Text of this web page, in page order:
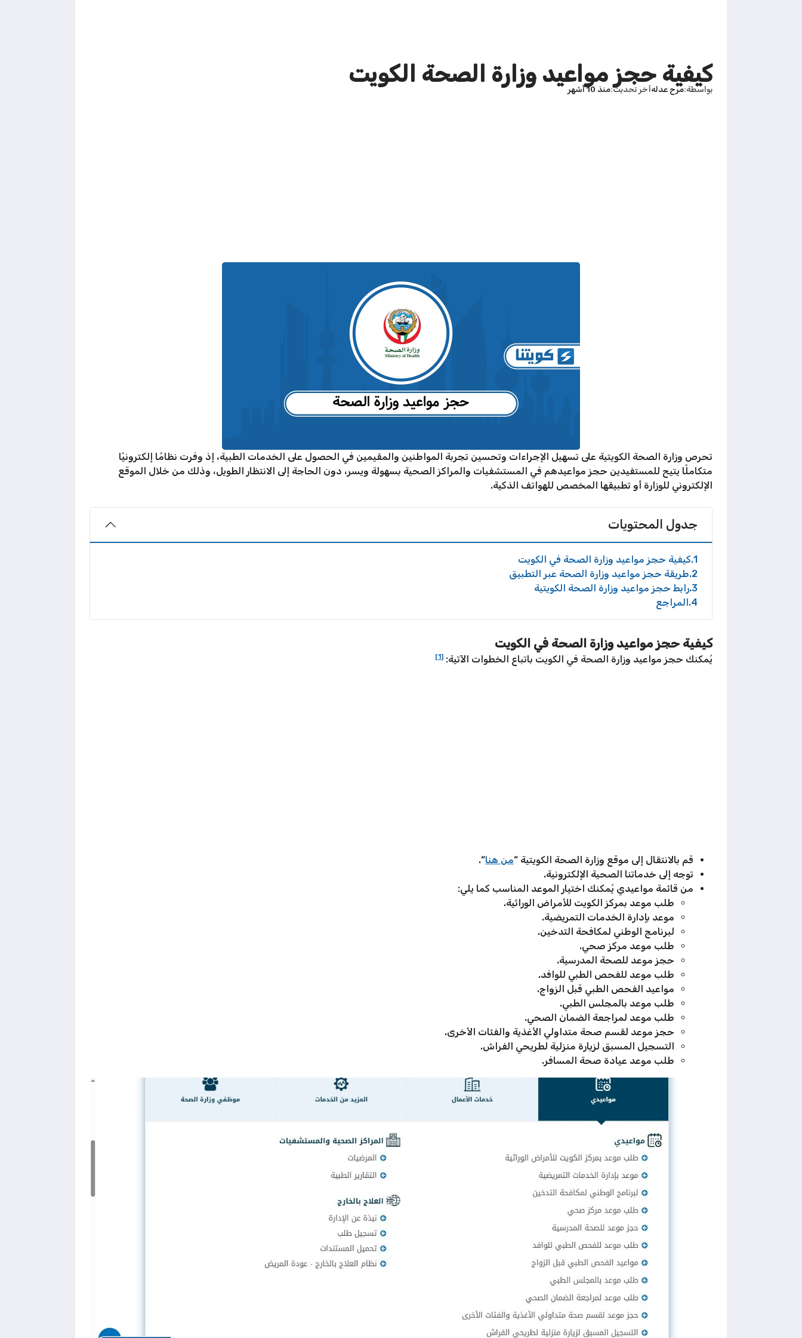
كيفية حجز مواعيد وزارة الصحة الكويت
بواسطة مرح عدلهآخر تحديث منذ 10 أشهر
تحرص وزارة الصحة الكويتية على تسهيل الإجراءات وتحسين تجربة المواطنين والمقيمين في الحصول على الخدمات الطبية، إذ وفرت نظامًا إلكترونيًا
متكاملًا يتيح للمستفيدين حجز مواعيدهم في المستشفيات والمراكز الصحية بسهولة ويسر، دون الحاجة إلى الانتظار الطويل، وذلك من خلال الموقع
الإلكتروني للوزارة أو تطبيقها المخصص للهواتف الذكية.
جدول المحتويات
1 كيفية حجز مواعيد وزارة الصحة في الكويت
2 طريقة حجز مواعيد وزارة الصحة عبر التطبيق
3 رابط حجز مواعيد وزارة الصحة الكويتية
4 المراجع
كيفية حجز مواعيد وزارة الصحة في الكويت
يُمكنك حجز مواعيد وزارة الصحة في الكويت باتباع الخطوات الآتية: [1]
قم بالانتقال إلى موقع وزارة الصحة الكويتية “من هنا“.
توجه إلى خدماتنا الصحية الإلكترونية.
من قائمة مواعيدي يُمكنك اختيار الموعد المناسب كما يلي:
طلب موعد بمركز الكويت للأمراض الوراثية.
موعد بإدارة الخدمات التمريضية.
لبرنامج الوطني لمكافحة التدخين.
طلب موعد مركز صحي.
حجز موعد للصحة المدرسية.
طلب موعد للفحص الطبي للوافد.
مواعيد الفحص الطبي قبل الزواج.
طلب موعد بالمجلس الطبي.
طلب موعد لمراجعة الضمان الصحي.
حجز موعد لقسم صحة متداولي الأغذية والفئات الأخرى.
التسجيل المسبق لزيارة منزلية لطريحي الفراش.
طلب موعد عيادة صحة المسافر.